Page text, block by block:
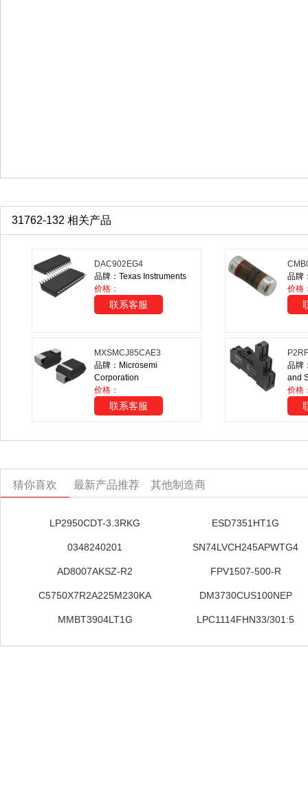
31762-132 相关产品
DAC902EG4
品牌：Texas Instruments
价格：
联系客服
品牌
价格
MXSMCJ85CAE3
品牌：Microsemi
Corporation
价格：
联系客服
品牌
and
价格
猜你喜欢 最新产品推荐 其他制造商
LP2950CDT-3.3RKG ESD7351HT1G
0348240201 SN74LVCH245APWTG4
AD8007AKSZ-R2 FPV1507-500-R
C5750X7R2A225M230KA DM3730CUS100NEP
MMBT3904LT1G LPC1114FHN33/301:5